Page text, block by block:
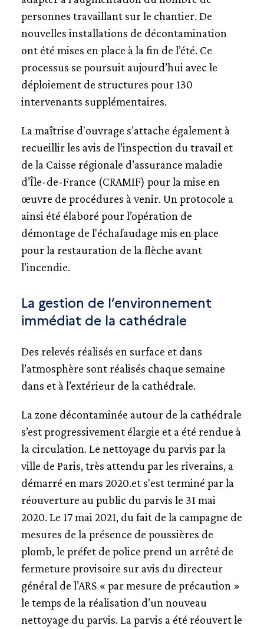
personnes travaillant sur le chantier. De
nouvelles installations de décontamination
ont été mises en place à la fin de l’été. Ce
processus se poursuit aujourd’hui avec le
déploiement de structures pour 130
intervenants supplémentaires.
La maîtrise d'ouvrage s’attache également à
recueillir les avis de l’inspection du travail et
de la Caisse régionale d’assurance maladie
d’Île-de-France (CRAMIF) pour la mise en
œuvre de procédures à venir. Un protocole a
ainsi été élaboré pour l’opération de
démontage de l'échafaudage mis en place
pour la restauration de la flèche avant
l’incendie.
La gestion de l’environnement
immédiat de la cathédrale
Des relevés réalisés en surface et dans
l’atmosphère sont réalisés chaque semaine
dans et à l’extérieur de la cathédrale.
La zone décontaminée autour de la cathédrale
s’est progressivement élargie et a été rendue à
la circulation. Le nettoyage du parvis par la
ville de Paris, très attendu par les riverains, a
démarré en mars 2020.et s'est terminé par la
réouverture au public du parvis le 31 mai
2020. Le 17 mai 2021, du fait de la campagne de
mesures de la présence de poussières de
plomb, le préfet de police prend un arrêté de
fermeture provisoire sur avis du directeur
général de l’ARS « par mesure de précaution »
le temps de la réalisation d’un nouveau
nettoyage du parvis. La parvis a été réouvert le